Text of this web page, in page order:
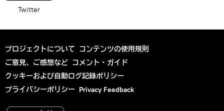
Twitter
プロジェクトについて コンテンツの使用規則
ご意見、ご感想など コメント・ガイド
クッキーおよび自動ログ記録ポリシー
プライバシーポリシー Privacy Feedback